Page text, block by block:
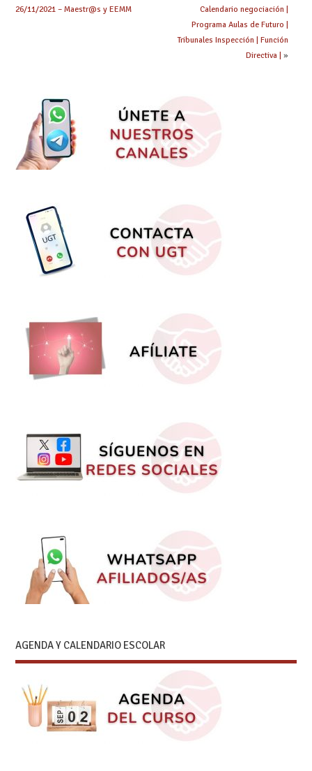
26/11/2021 – Maestr@s y EEMM
Calendario negociación |
Programa Aulas de Futuro |
Tribunales Inspección | Función
Directiva | »
AGENDA Y CALENDARIO ESCOLAR